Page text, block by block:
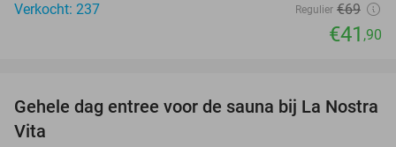
Verkocht: 237
Regulier €69
€41 ,90
30%
Gehele dag entree voor de sauna bij La Nostra
Vita